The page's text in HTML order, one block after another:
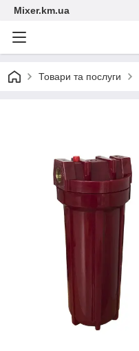
Mixer.km.ua
Товари та послуги